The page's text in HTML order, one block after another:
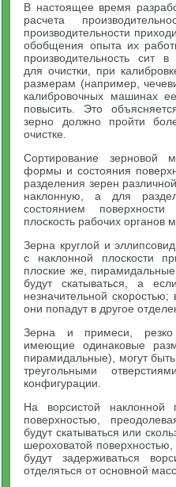
В настоящее время
расчета
производительности
обобщения опыта их
производительность сит
для очистки, при
размерам (например,
калибровочных машинах
повысить. Это
зерно должно пройти
очистке.
Сортирование зерновой
формы и состояния
разделения зерен
наклонную, а для
состоянием
плоскость рабочих органов
Зерна круглой и
с наклонной плоскости
плоские же,
будут скатываться, а
незначительной
они попадут в другое
Зерна и примеси,
имеющие одинаковые
пирамидальные), могут
треугольными
конфигурации.
На ворсистой наклонной
поверхностью,
будут скатываться или
шероховатой
будут задерживаться
отделяться от основной